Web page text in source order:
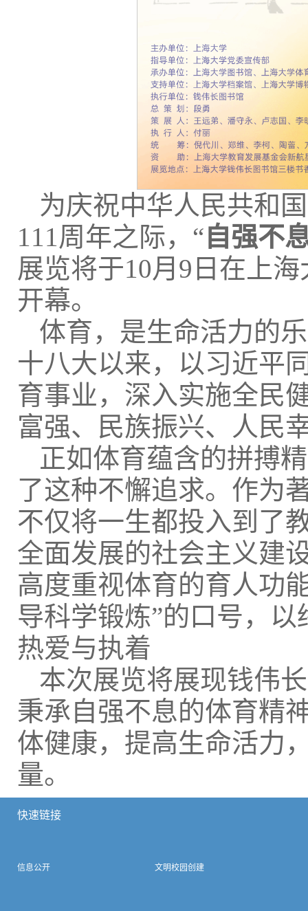
为庆祝中华人民共和
111周年之际，“自强不
展览将于10月9日在上
开幕。
体育，是生命活力的
十八大以来，以习近平
育事业，深入实施全民
富强、民族振兴、人民
正如体育蕴含的拼搏
了这种不懈追求。作为
不仅将一生都投入到了
全面发展的社会主义建
高度重视体育的育人功
导科学锻炼”的口号，
热爱与执着
本次展览将展现钱伟
秉承自强不息的体育精
体健康，提高生命活力
量。
快速链接
信息公开 文明校园创建